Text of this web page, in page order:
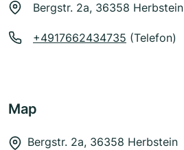
Bergstr. 2a, 36358 Herbstein
+4917662434735 (Telefon)
Map
Bergstr. 2a, 36358 Herbstein